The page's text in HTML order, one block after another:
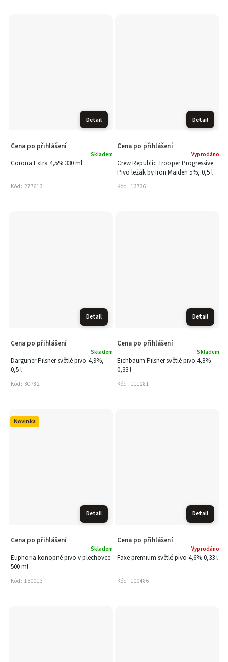
Detail
Corona Extra 4,5% 330 ml
Skladem
Cena po přihlášení
Kód: 277613
Detail
Crew Republic Trooper Progressive
Pivo ležák by Iron Maiden 5%, 0,5 l
Vyprodáno
Cena po přihlášení
Kód: 13736
Detail
Darguner Pilsner světlé pivo 4,9%,
0,5 l
Skladem
Cena po přihlášení
Kód: 30782
Detail
Eichbaum Pilsner světlé pivo 4,8%
0,33 l
Skladem
Cena po přihlášení
Kód: 111281
Novinka
Detail
Euphoria konopné pivo v plechovce
500 ml
Skladem
Cena po přihlášení
Kód: 130013
Detail
Faxe premium světlé pivo 4,6% 0,33 l
Vyprodáno
Cena po přihlášení
Kód: 100486